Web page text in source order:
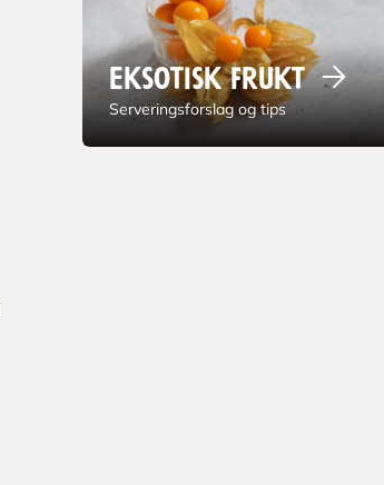
Eksotisk frukt
Serveringsforslag og tips